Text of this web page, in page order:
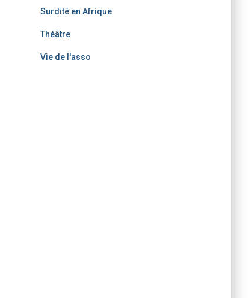
Surdité en Afrique
Théâtre
Vie de l'asso